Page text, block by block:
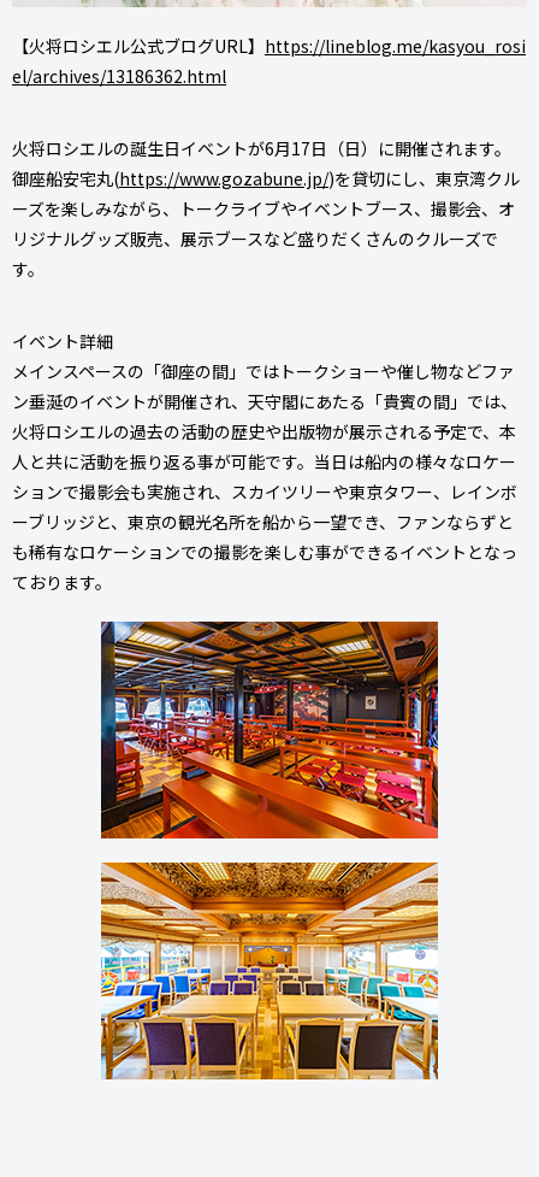
【火将ロシエル公式ブログURL】 https://lineblog.me/kasyou_rosi
el/archives/13186362.html
火将ロシエルの誕生日イベントが6月17日（日）に開催されます。
御座船安宅丸(https://www.gozabune.jp/)を貸切にし、東京湾クル
ーズを楽しみながら、トークライブやイベントブース、撮影会、オ
リジナルグッズ販売、展示ブースなど盛りだくさんのクルーズで
す。
イベント詳細
メインスペースの「御座の間」ではトークショーや催し物などファ
ン垂涎のイベントが開催され、天守閣にあたる「貴賓の間」では、
火将ロシエルの過去の活動の歴史や出版物が展示される予定で、本
人と共に活動を振り返る事が可能です。当日は船内の様々なロケー
ションで撮影会も実施され、スカイツリーや東京タワー、レインボ
ーブリッジと、東京の観光名所を船から一望でき、ファンならずと
も稀有なロケーションでの撮影を楽しむ事ができるイベントとなっ
ております。